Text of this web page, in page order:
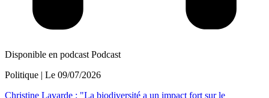
Disponible en podcast Podcast
Politique | Le 09/07/2026
Christine Lavarde : "La biodiversité a un impact fort sur le